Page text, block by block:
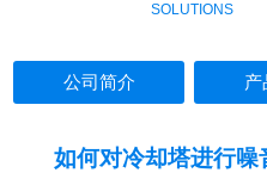
SOLUTIONS
公司简介 产
如何对冷却塔进行噪